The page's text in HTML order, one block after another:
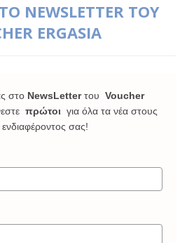
NEWSLETTER ΤΟΥ
ERGASIA
στο NewsLetterτου Voucher
πρώτοι για όλα τα νέα στους
ενδιαφέροντος σας!